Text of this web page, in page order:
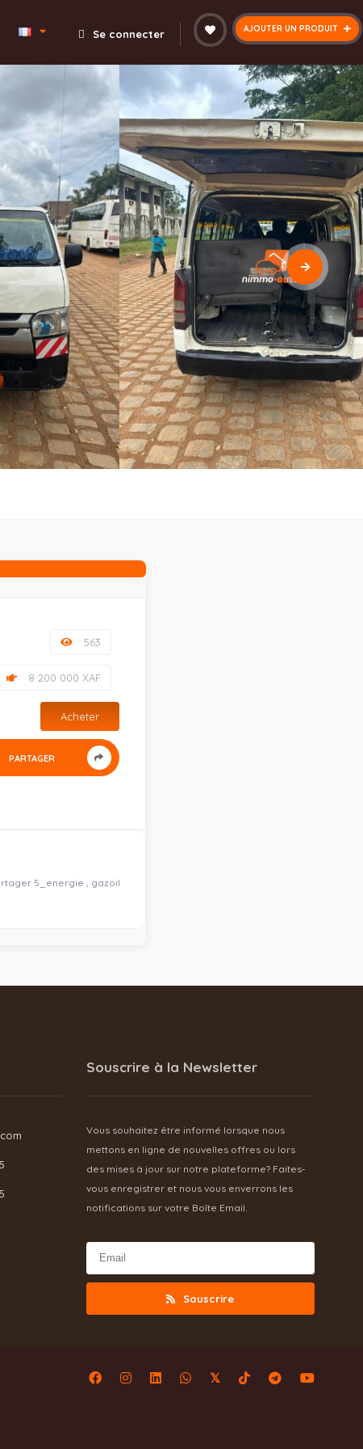
AJOUTER UN PRODUIT
Se connecter
563
8 200 000 XAF
Acheter
PARTAGER
5_energie , gazoil
Souscrire à la Newsletter
Vous souhaitez être informé lorsque nous
mettons en ligne de nouvelles offres ou lors
des mises à jour sur notre plateforme? Faites-
vous enregistrer et nous vous enverrons les
notifications sur votre Boîte Email.
Souscrire
𝕏